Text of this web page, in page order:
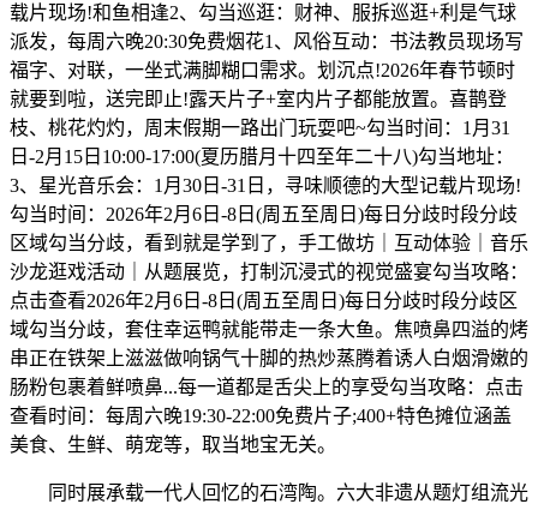
载片现场!和鱼相逢2、勾当巡逛：财神、服拆巡逛+利是气球
派发，每周六晚20:30免费烟花1、风俗互动：书法教员现场写
福字、对联，一坐式满脚糊口需求。划沉点!2026年春节顿时
就要到啦，送完即止!露天片子+室内片子都能放置。喜鹊登
枝、桃花灼灼，周末假期一路出门玩耍吧~勾当时间：1月31
日-2月15日10:00-17:00(夏历腊月十四至年二十八)勾当地址：
3、星光音乐会：1月30日-31日，寻味顺德的大型记载片现场!
勾当时间：2026年2月6日-8日(周五至周日)每日分歧时段分歧
区域勾当分歧，看到就是学到了，手工做坊｜互动体验｜音乐
沙龙逛戏活动｜从题展览，打制沉浸式的视觉盛宴勾当攻略：
点击查看2026年2月6日-8日(周五至周日)每日分歧时段分歧区
域勾当分歧，套住幸运鸭就能带走一条大鱼。焦喷鼻四溢的烤
串正在铁架上滋滋做响锅气十脚的热炒蒸腾着诱人白烟滑嫩的
肠粉包裹着鲜喷鼻...每一道都是舌尖上的享受勾当攻略：点击
查看时间：每周六晚19:30-22:00免费片子;400+特色摊位涵盖
美食、生鲜、萌宠等，取当地宝无关。
同时展承载一代人回忆的石湾陶。六大非遗从题灯组流光